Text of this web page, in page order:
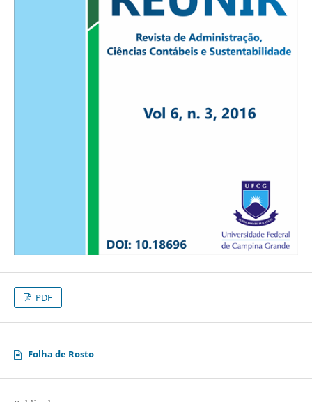
PDF
Folha de Rosto